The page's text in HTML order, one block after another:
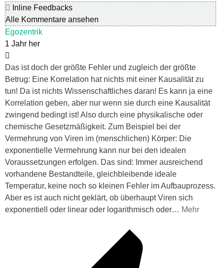
Inline Feedbacks
Alle Kommentare ansehen
Egozentrik
1 Jahr her
Das ist doch der größte Fehler und zugleich der größte
Betrug: Eine Korrelation hat nichts mit einer Kausalität zu
tun! Da ist nichts Wissenschaftliches daran! Es kann ja eine
Korrelation geben, aber nur wenn sie durch eine Kausalität
zwingend bedingt ist! Also durch eine physikalische oder
chemische Gesetzmäßigkeit. Zum Beispiel bei der
Vermehrung von Viren im (menschlichen) Körper: Die
exponentielle Vermehrung kann nur bei den idealen
Voraussetzungen erfolgen. Das sind: Immer ausreichend
vorhandene Bestandteile, gleichbleibende ideale
Temperatur, keine noch so kleinen Fehler im Aufbauprozess.
Aber es ist auch nicht geklärt, ob überhaupt Viren sich
exponentiell oder linear oder logarithmisch oder… Mehr